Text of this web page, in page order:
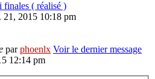
finales ( réalisé )
21, 2015 10:18 pm
parphoenlx Voir le dernier message
12:14 pm